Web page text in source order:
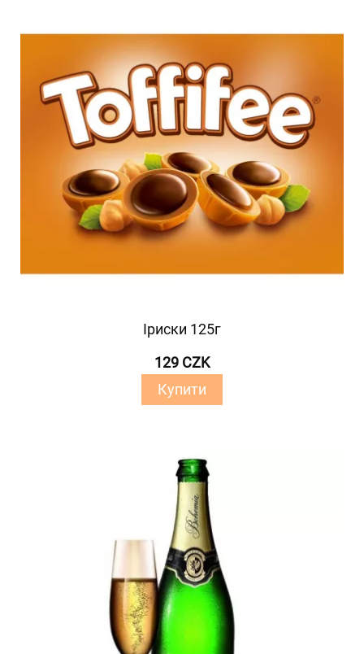
Іриски 125г
129 CZK
Купити